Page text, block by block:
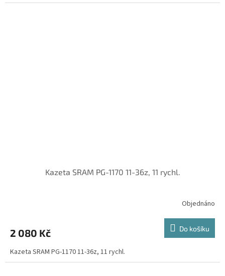
Kazeta SRAM PG-1170 11-36z, 11 rychl.
Objednáno
2 080 Kč Do košíku
Kazeta SRAM PG-1170 11-36z, 11 rychl.